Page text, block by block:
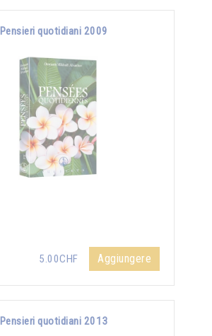
Pensieri quotidiani 2009
5.00CHF Aggiungere
Pensieri quotidiani 2013